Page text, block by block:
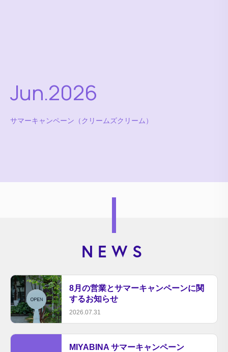
Jun.2026
サマーキャンペーン（クリームズクリーム）
NEWS
8月の営業とサマーキャンペーンに関
するお知らせ
2026.07.31
MIYABINA サマーキャンペーン